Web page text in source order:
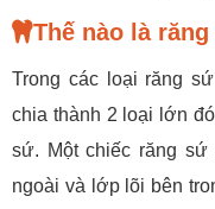
Thế nào là
Trong các loại răng
chia thành 2 loại lớn
sứ. Một chiếc răng
ngoài và lớp lõi bên